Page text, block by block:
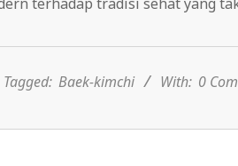
Tagged: Baek-kimchi With: 0